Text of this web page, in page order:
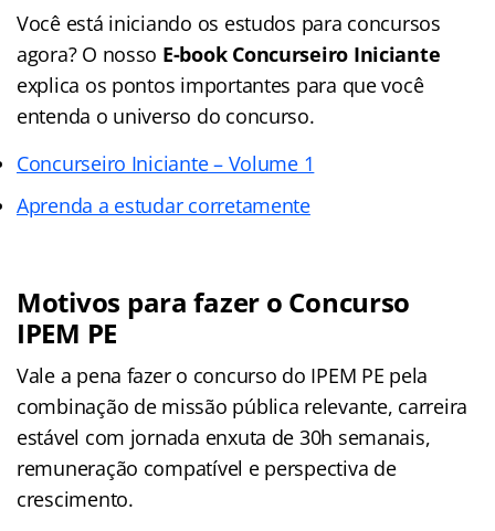
Você está iniciando os estudos para concursos
agora? O nosso E-book Concurseiro Iniciante
explica os pontos importantes para que você
entenda o universo do concurso.
Concurseiro Iniciante – Volume 1
Aprenda a estudar corretamente
Motivos para fazer o Concurso
IPEM PE
Vale a pena fazer o concurso do IPEM PE pela
combinação de missão pública relevante, carreira
estável com jornada enxuta de 30h semanais,
remuneração compatível e perspectiva de
crescimento.